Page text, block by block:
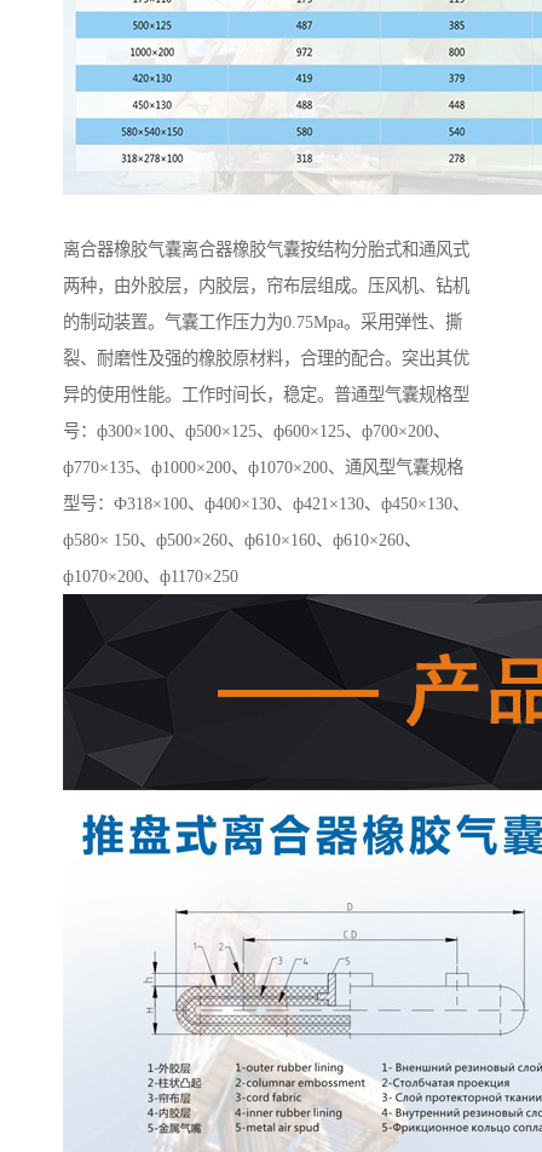
离合器橡胶气囊离合器橡胶气囊按结构分胎式和通风式
两种，由外胶层，内胶层，帘布层组成。压风机、钻机
的制动装置。气囊工作压力为0.75Mpa。采用弹性、撕
裂、耐磨性及强的橡胶原材料，合理的配合。突出其优
异的使用性能。工作时间长，稳定。普通型气囊规格型
号：ф300×100、ф500×125、ф600×125、ф700×200、
ф770×135、ф1000×200、ф1070×200、通风型气囊规格
型号：Ф318×100、ф400×130、ф421×130、ф450×130、
ф580× 150、ф500×260、ф610×160、ф610×260、
ф1070×200、ф1170×250